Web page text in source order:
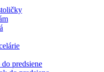
predsiene